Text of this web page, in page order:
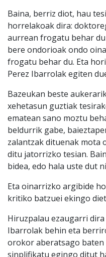
Baina, berriz diot, hau
horrelakoak dira:
aurrean frogatu behar
bere ondorioak ondo
frogatu behar du. Eta
Perez Ibarrolak egiten
Bazeukan beste
xehetasun guztiak
ematean sano moztu
beldurrik gabe,
zalantzak dituenak
ditu jatorrizko tesian.
bidea, edo hala uste dut
Eta oinarrizko argibide
kritiko batzuei ekingo
Hiruzpalau ezaugarri
Ibarrolak behin eta
orokor aberatsago
sinplifikatu egingo ditut